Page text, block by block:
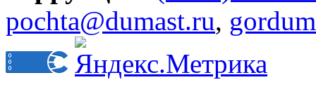
pochta@dumast.ru,